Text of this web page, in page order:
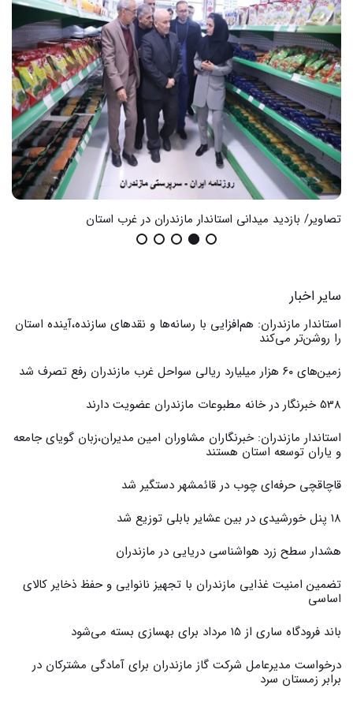
تصاویر/ بازدید میدانی استاندار مازندران در غرب استان
سایر اخبار
استاندار مازندران: هم‌افزایی با رسانه‌ها و نقدهای سازنده،آینده استان
را روشن‌تر می‌کند
زمین‌های ۶۰ هزار میلیارد ریالی سواحل غرب مازندران رفع تصرف شد
538 خبرنگار در خانه مطبوعات مازندران عضویت دارند
استاندار مازندران: خبرنگاران مشاوران امین مدیران،زبان گویای جامعه
و یاران توسعه استان هستند
قاچاقچی حرفه‌ای چوب در قائمشهر دستگیر شد
۱۸ پنل خورشیدی در بین عشایر بابلی توزیع شد
هشدار سطح زرد هواشناسی دریایی در مازندران
تضمین امنیت غذایی مازندران با تجهیز نانوایی و حفظ ذخایر کالای
اساسی
باند فرودگاه ساری از ۱۵ مرداد برای بهسازی بسته می‌شود
درخواست مدیرعامل شرکت گاز مازندران برای آمادگی مشترکان در
برابر زمستان سرد